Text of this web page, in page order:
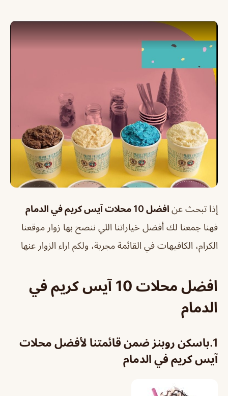
إذا تبحث عن افضل 10 محلات آيس كريم في الدمام
فهنا جمعنا لك أفضل خياراتنا اللي ننصح بها زوار موقعنا
الكرام، الكافيهات في القائمة مجربة، ولكم اراء الزوار عنها
افضل محلات 10 آيس كريم في
الدمام
1. باسكن روبنز ضمن قائمتنا لأفضل محلات
آيس كريم في الدمام